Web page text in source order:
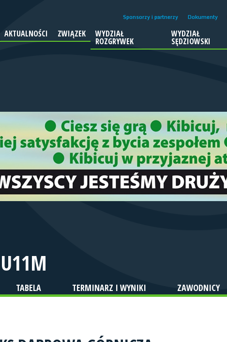
Sponsorzy i partnerzy Dokumenty
AKTUALNOŚCI ZWIĄZEK WYDZIAŁ
ROZGRYWEK
WYDZIAŁ
SĘDZIOWSKI
U11M
TABELA TERMINARZ I WYNIKI ZAWODNICY